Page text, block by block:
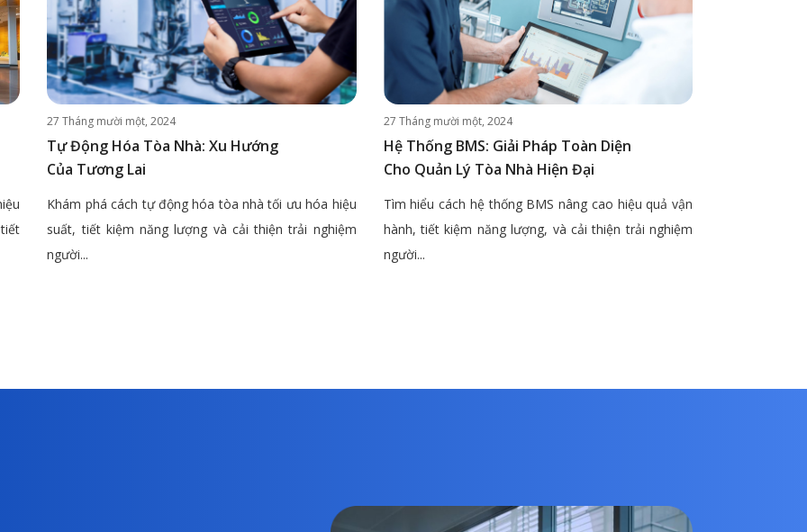
27 Tháng mười một, 2024
Tự Động Hóa Tòa Nhà: Xu Hướng
Của Tương Lai
Khám phá cách tự động hóa tòa nhà tối ưu hóa hiệu
suất, tiết kiệm năng lượng và cải thiện trải nghiệm
người...
27 Tháng mười một, 2024
Hệ Thống BMS: Giải Pháp Toàn Diện
Cho Quản Lý Tòa Nhà Hiện Đại
Tìm hiểu cách hệ thống BMS nâng cao hiệu quả vận
hành, tiết kiệm năng lượng, và cải thiện trải nghiệm
người...